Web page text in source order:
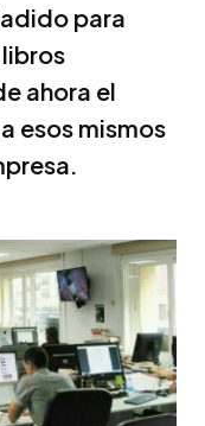
para
ahora el
esos mismos